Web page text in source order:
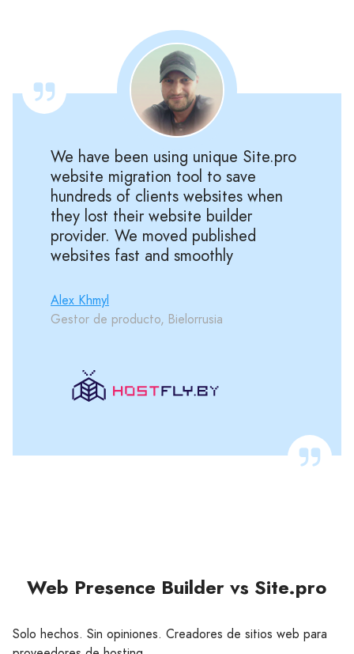
We have been using unique Site.pro
website migration tool to save
hundreds of clients websites when
they lost their website builder
provider. We moved published
websites fast and smoothly
Alex Khmyl
Gestor de producto, Bielorrusia
Web Presence Builder vs Site.pro
Solo hechos. Sin opiniones. Creadores de sitios web para